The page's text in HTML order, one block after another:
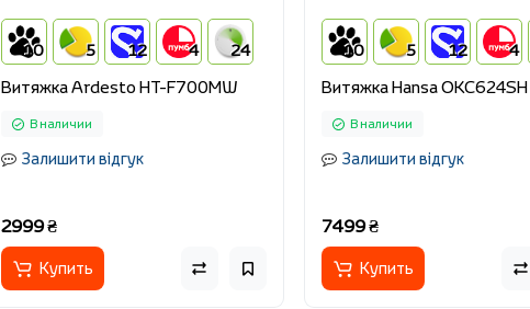
10 5 12 4 24
Витяжка Ardesto HT-F700MW
В наличии
Залишити відгук
2999 ₴
Купить
10 5 12 4
Витяжка Hansa OKC624SH
В наличии
Залишити відгук
7499 ₴
Купить